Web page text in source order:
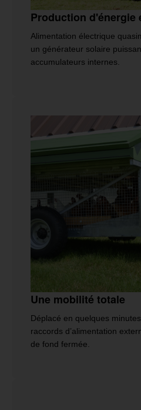
Production d'énergie
Alimentation électrique
un générateur solaire
accumulateurs internes.
Une mobilité totale
Déplacé en quelques
raccords d’alimentation
de fond fermée.